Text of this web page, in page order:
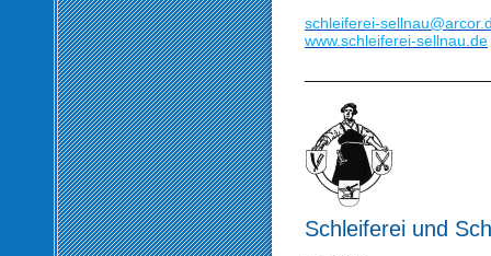
schleiferei-
www.schleiferei-sellnau.de
Schleiferei und